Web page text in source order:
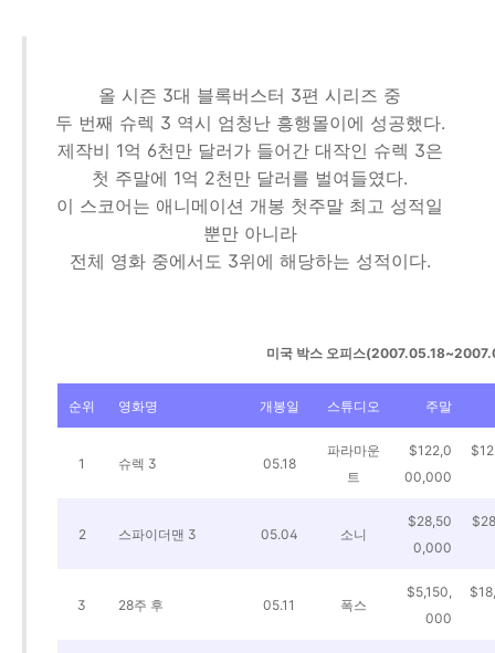
올 시즌 3대 블록버스터 3편 시리즈 중
두 번째 슈렉 3 역시 엄청난 흥행몰이에 성공했다.
제작비 1억 6천만 달러가 들어간 대작인 슈렉 3은
첫 주말에 1억 2천만 달러를 벌여들였다.
이 스코어는 애니메이션 개봉 첫주말 최고 성적일
뿐만 아니라
전체 영화 중에서도 3위에 해당하는 성적이다.
미국 박스 오피스
순위 영화명 개봉일 스튜디오 주말
1 슈렉 3 05.18
파라마운
트
$122,0
00,000
2 스파이더맨 3 05.04 소니
$28,50
0,000
3 28주 후 05.11 폭스
$5,150,
000